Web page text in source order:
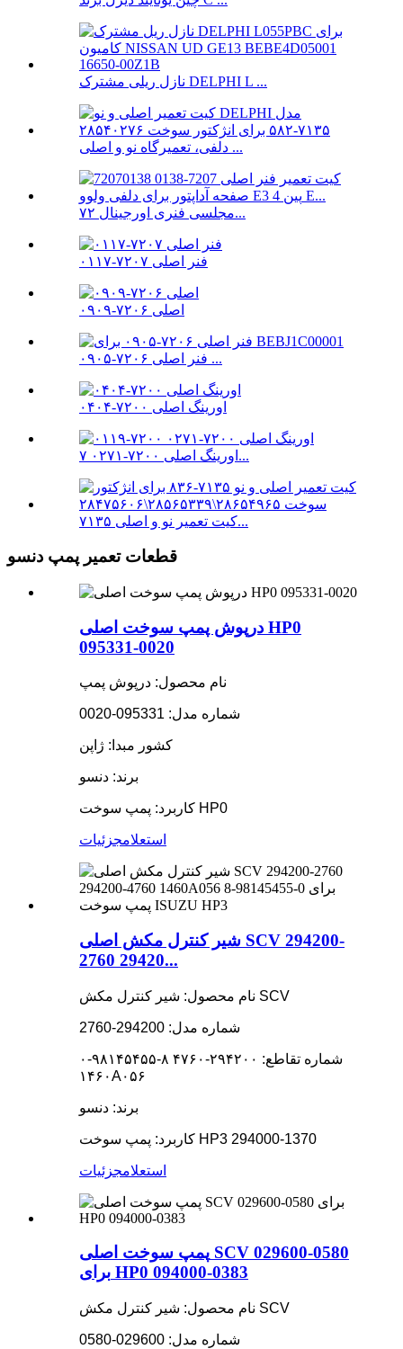
نازل ریلی مشترک DELPHI L ...
دلفی، تعمیرگاه نو و اصلی ...
مجلسی فنری اورجینال ۷۲...
فنر اصلی ۷۲۰۷-۰۱۱۷
اصلی ۷۲۰۶-۰۹۰۹
فنر اصلی ۷۲۰۶-۰۹۰۵ ...
اورینگ اصلی ۷۲۰۰-۰۴۰۴
اورینگ اصلی ۷۲۰۰-۰۲۷۱ ۷...
کیت تعمیر نو و اصلی ۷۱۳۵...
قطعات تعمیر پمپ دنسو
درپوش پمپ سوخت اصلی HP0
095331-0020
نام محصول: درپوش پمپ
شماره مدل: 095331-0020
کشور مبدا: ژاپن
برند: دنسو
کاربرد: پمپ سوخت HP0
استعلامجزئیات
شیر کنترل مکش اصلی SCV 294200-
2760 29420...
نام محصول: شیر کنترل مکش SCV
شماره مدل: 294200-2760
شماره تقاطع: ۲۹۴۲۰۰-۴۷۶۰ ۸-۹۸۱۴۵۴۵۵-۰
۱۴۶۰A۰۵۶
برند: دنسو
کاربرد: پمپ سوخت HP3 294000-1370
استعلامجزئیات
پمپ سوخت اصلی SCV 029600-0580
برای HP0 094000-0383
نام محصول: شیر کنترل مکش SCV
شماره مدل: 029600-0580